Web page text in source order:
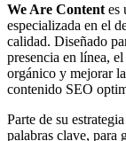
We Are Content es
especializada en el
calidad. Diseñado
presencia en línea,
orgánico y mejorar
contenido SEO
Parte de su
palabras clave, para